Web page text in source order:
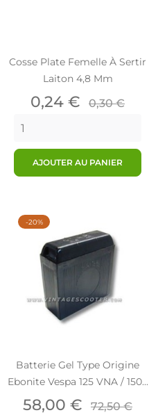
Cosse Plate Femelle À Sertir
Laiton 4,8 Mm
Prix
0,24 € Prix
0,30 €
AJOUTER AU PANIER
Batterie Gel Type Origine
Ebonite Vespa 125 VNA / 150...
Prix
58,00 € Prix
72,50 €
-20%